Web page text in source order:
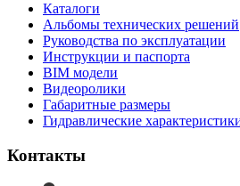
Каталоги
Альбомы технических решений
Руководства по эксплуатации
Инструкции и паспорта
BIM модели
Видеоролики
Габаритные размеры
Гидравлические
Контакты